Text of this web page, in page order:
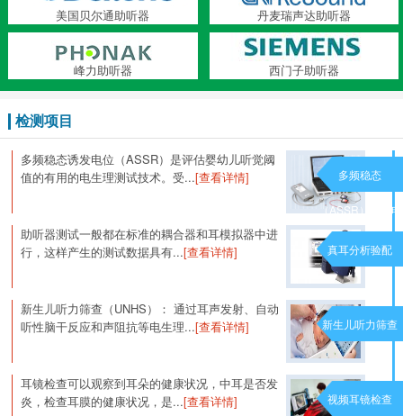
美国贝尔通助听器 丹麦瑞声达助听器
峰力助听器 西门子助听器
检测项目
多频稳态诱发电位（ASSR）是评估婴幼儿听觉阈
值的有用的电生理测试技术。受...[查看详情] 多频稳态
（ASSR）诱发电
位
助听器测试一般都在标准的耦合器和耳模拟器中进
行，这样产生的测试数据具有...[查看详情] 真耳分析验配
新生儿听力筛查（UNHS）： 通过耳声发射、自动
听性脑干反应和声阻抗等电生理...[查看详情] 新生儿听力筛查
耳镜检查可以观察到耳朵的健康状况，中耳是否发
炎，检查耳膜的健康状况，是...[查看详情] 视频耳镜检查